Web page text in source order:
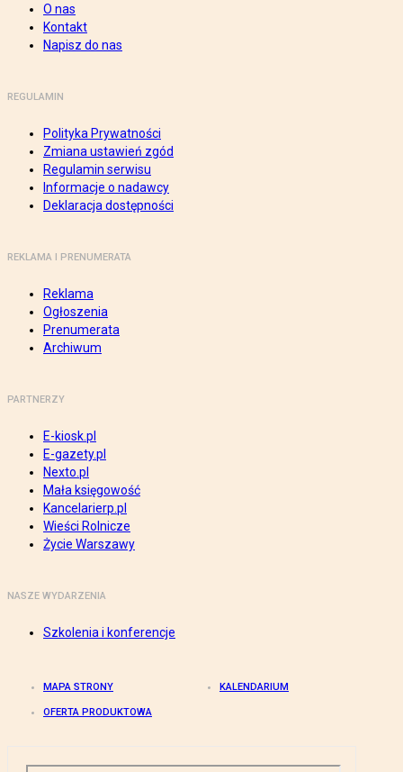
O nas
Kontakt
Napisz do nas
REGULAMIN
Polityka Prywatności
Zmiana ustawień zgód
Regulamin serwisu
Informacje o nadawcy
Deklaracja dostępności
REKLAMA I PRENUMERATA
Reklama
Ogłoszenia
Prenumerata
Archiwum
PARTNERZY
E-kiosk.pl
E-gazety.pl
Nexto.pl
Mała księgowość
Kancelarierp.pl
Wieści Rolnicze
Życie Warszawy
NASZE WYDARZENIA
Szkolenia i konferencje
MAPA STRONY KALENDARIUM
OFERTA PRODUKTOWA